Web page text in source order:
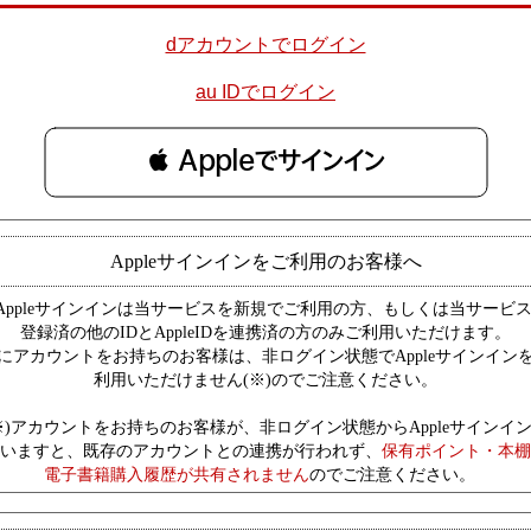
dアカウントでログイン
au IDでログイン
 Appleでサインイン
Appleサインインをご利用のお客様へ
サインインは当サービスを新規でご利用の方、もしくは当サービ
登録済の他のIDとAppleIDを連携済の方のみご利用いただけます。
アカウントをお持ちのお客様は、非ログイン状態でAppleサインイン
利用いただけません(※)のでご注意ください。
カウントをお持ちのお客様が、非ログイン状態からAppleサインイ
ますと、既存のアカウントとの連携が行われず、 保有ポイント・本棚
電子書籍購入履歴が共有されませんのでご注意ください。